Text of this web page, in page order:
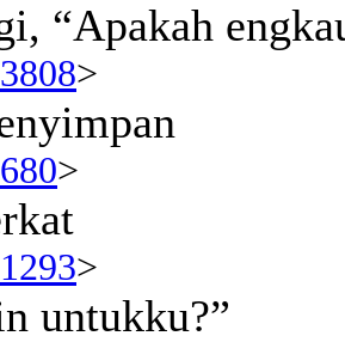
“Apakah
>
>
>
untukku?”